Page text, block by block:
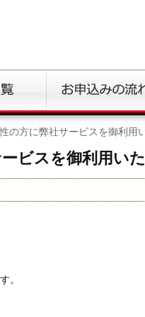
の方に弊社サービスを御利用
ビスを御利用い
。